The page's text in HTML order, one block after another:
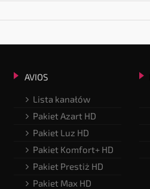
AVIOS
Lista kanałów
Pakiet Azart HD
Pakiet Luz HD
Pakiet Komfort+ HD
Pakiet Prestiż HD
Pakiet Max HD